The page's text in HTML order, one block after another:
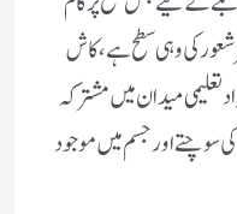
کی وہی سطح ہے، کاش
تعلیمی میدان میں مشترکہ
اور جسم میں موجود